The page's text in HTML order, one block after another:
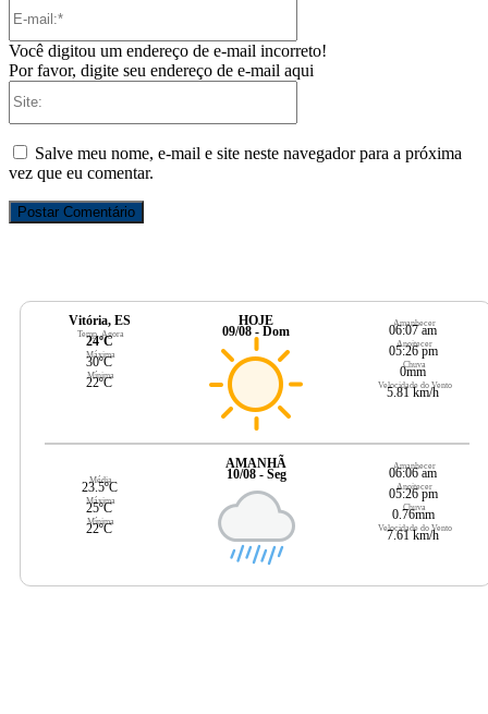
Você digitou um endereço de e-mail incorreto!
Por favor, digite seu endereço de e-mail aqui
Salve meu nome, e-mail e site neste navegador para a próxima
vez que eu comentar.
Vitória, ES
Temp. Agora
24ºC
Máxima
30ºC
Mínima
22ºC
HOJE
09/08 - Dom
Amanhecer
06:07 am
Anoitecer
05:26 pm
Chuva
0mm
Velocidade do Vento
5.81 km/h
Média
23.5ºC
Máxima
25ºC
Mínima
22ºC
AMANHÃ
10/08 - Seg
Amanhecer
06:06 am
Anoitecer
05:26 pm
Chuva
0.76mm
Velocidade do Vento
7.61 km/h